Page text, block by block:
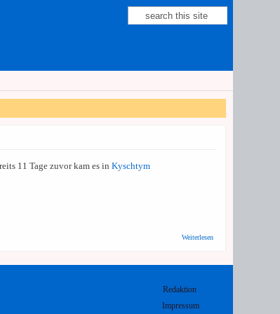
Suchformular
Suche
11 Tage zuvor kam es inKyschtym
Weiterlesen
Zwei der
Redaktion
Impressum